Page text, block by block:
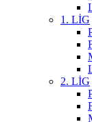
1. LİG
2. LİG